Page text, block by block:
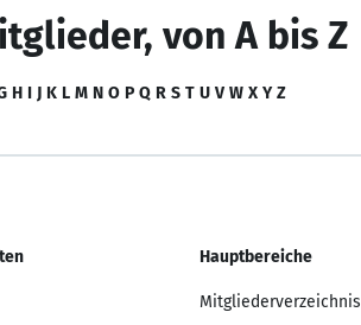
von A bis Z
H I J K L M N O P Q R S T U V W X Y Z
Hauptbereiche
Mitgliederverzeichnis